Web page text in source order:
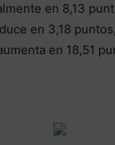
en 8,13
en 3,18
en 18,51